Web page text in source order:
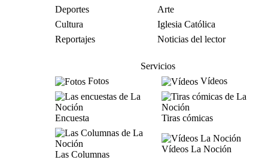
Deportes
Arte
Cultura
Iglesia Católica
Reportajes
Noticias del lector
Servicios
Fotos
Vídeos
Encuesta Tiras cómicas
Las Columnas
Vídeos La Noción